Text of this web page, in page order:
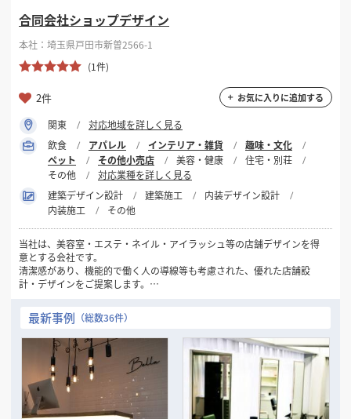
合同会社ショップデザイン
本社：埼玉県戸田市新曽2566-1
(1件)
2件 お気に入りに追加する
関東
対応地域を詳しく見る
飲食
アパレル インテリア・雑貨
趣味・文化
ペット
その他小売店 美容・健康
住宅・別荘
その他
対応業種を詳しく見る
建築デザイン設計
建築施工
内装デザイン設計
内装施工
その他
当社は、美容室・エステ・ネイル・アイラッシュ等の店舗デザインを得
意とする会社です。
清潔感があり、機能的で働く人の導線等も考慮された、優れた店舗設
計・デザインをご提案します。
い！
最新事例 （総数36件）